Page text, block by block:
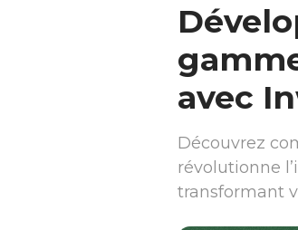
avec
Découvrez
révolutionne
transformant